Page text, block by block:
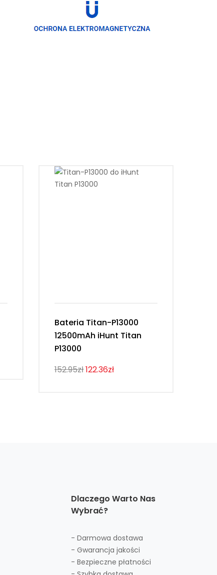
Bateria Titan-P13000
12500mAh iHunt Titan
P13000
152.95zł122.36zł
Dlaczego Warto Nas
Wybrać?
- Darmowa dostawa
- Gwarancja jakości
- Bezpieczne płatności